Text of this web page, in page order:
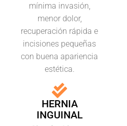
mínima invasión,
menor dolor,
recuperación rápida e
incisiones pequeñas
con buena apariencia
estética.
HERNIA
INGUINAL